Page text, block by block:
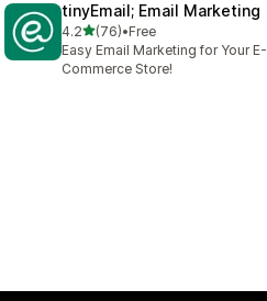
tinyEmail; Email Marketing
4.2滿分 5 顆星
(76)
共有 76 則評價
•Free
Easy Email Marketing for Your E-
Commerce Store!